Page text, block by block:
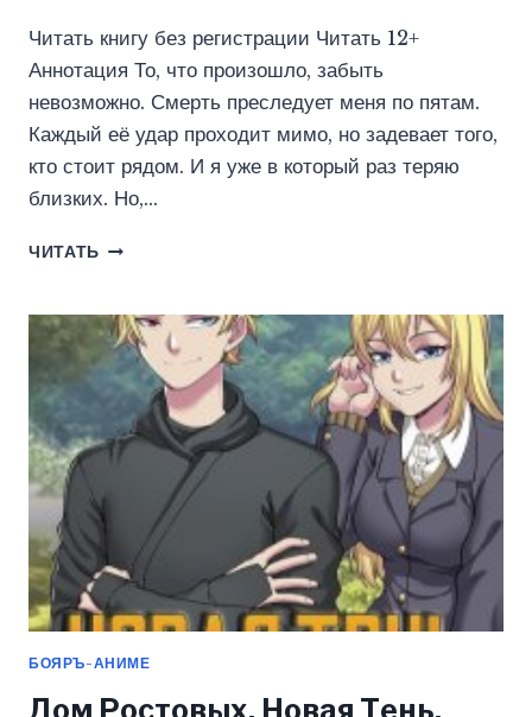
Читать книгу без регистрации Читать 12+
Аннотация То, что произошло, забыть
невозможно. Смерть преследует меня по пятам.
Каждый её удар проходит мимо, но задевает того,
кто стоит рядом. И я уже в который раз теряю
близких. Но,…
ЧИТАТЬ КЛАН
ТОМ
(ВАДИМ
ФАРГ)
БОЯРЪ-АНИМЕ
Дом Ростовых. Новая Тень.